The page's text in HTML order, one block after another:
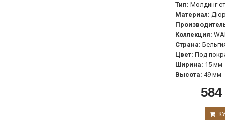
Тип: Молдинг
Материал:
Коллекция:
Страна:
Цвет: Под
Ширина: 15 мм
Высота: 49 мм